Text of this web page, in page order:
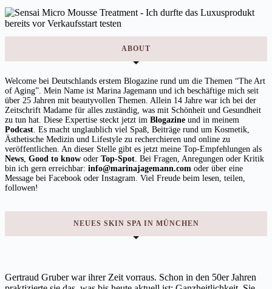
ABOUT
Welcome bei Deutschlands erstem Blogazine rund um die Themen “The Art
of Aging”. Mein Name ist Marina Jagemann und ich beschäftige mich seit
über 25 Jahren mit beautyvollen Themen. Allein 14 Jahre war ich bei der
Zeitschrift Madame für alles zuständig, was mit Schönheit und Gesundheit
zu tun hat. Diese Expertise steckt jetzt im Blogazine und in meinem
Podcast . Es macht unglaublich viel Spaß, Beiträge rund um Kosmetik,
Ästhetische Medizin und Lifestyle zu recherchieren und online zu
veröffentlichen. An dieser Stelle gibt es jetzt meine Top-Empfehlungen als
News Good to know oder Top-Spot . Bei Fragen, Anregungen oder Kritik
bin ich gern erreichbar: info@marinajagemann.com oder über eine
Message bei Facebook oder Instagram. Viel Freude beim lesen, teilen,
followen!
NEUES SKIN SPA IN MÜNCHEN
Gertraud Gruber war ihrer Zeit vorraus. Schon in den 50er Jahren